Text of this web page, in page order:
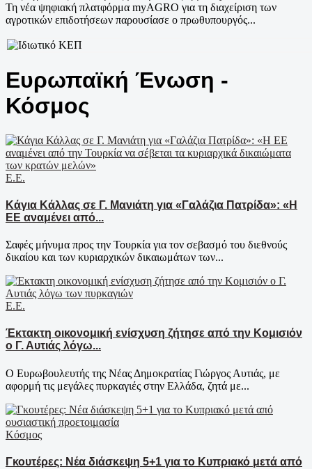
Τη νέα ψηφιακή πλατφόρμα myAGRO για τη διαχείριση των
αγροτικών επιδοτήσεων παρουσίασε ο πρωθυπουργός...
Ευρωπαϊκή Ένωση -
Κόσμος
Ε.Ε.
Κάγια Κάλλας σε Γ. Μανιάτη για «Γαλάζια Πατρίδα»: «Η
ΕΕ αναμένει από...
Σαφές μήνυμα προς την Τουρκία για τον σεβασμό του διεθνούς
δικαίου και των κυριαρχικών δικαιωμάτων των...
Ε.Ε.
Έκτακτη οικονομική ενίσχυση ζήτησε από την Κομισιόν
ο Γ. Αυτιάς λόγω...
Ο Ευρωβουλευτής της Νέας Δημοκρατίας Γιώργος Αυτιάς, με
αφορμή τις μεγάλες πυρκαγιές στην Ελλάδα, ζητά με...
Κόσμος
Γκουτέρες: Νέα διάσκεψη 5+1 για το Κυπριακό μετά από